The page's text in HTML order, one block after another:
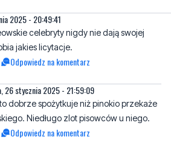
Odpowiedz na komentarz
2025 - 20:49:41
jakies licytacje.
Odpowiedz na komentarz
26 stycznia 2025 - 21:59:09